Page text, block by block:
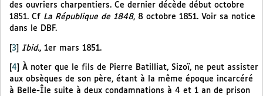
des ouvriers charpentiers. Ce dernier décède début octobre
1851. Cf La République de 1848, 8 octobre 1851. Voir sa notice
dans le DBF.
[3] Ibid., 1er mars 1851.
4
À noter que le fils de Pierre Batilliat, Sizoï, ne peut assister
aux obsèques de son père, étant à la même époque incarcéré
à Belle-Île suite à deux condamnations à 4 et 1 an de prison